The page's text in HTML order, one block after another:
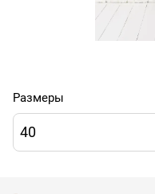
Размеры
40